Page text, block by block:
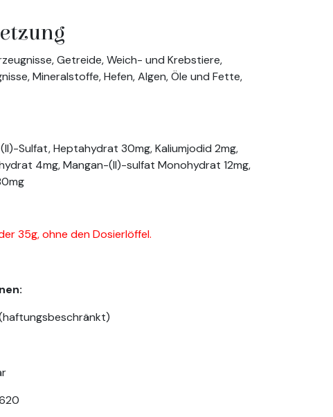
Getreide, Weich- und Krebstiere,
Mineralstoffe, Hefen, Algen, Öle und Fette,
Sulfat, Heptahydrat 30mg, Kaliumjodid 2mg,
4mg, Mangan-(II)-sulfat Monohydrat 12mg,
35g, ohne den Dosierlöffel.